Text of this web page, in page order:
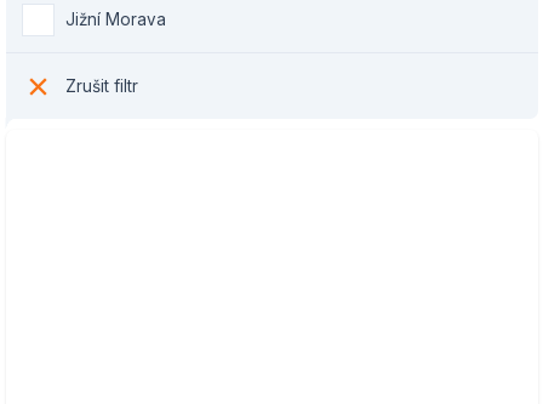
Jižní Morava
Zrušit filtr